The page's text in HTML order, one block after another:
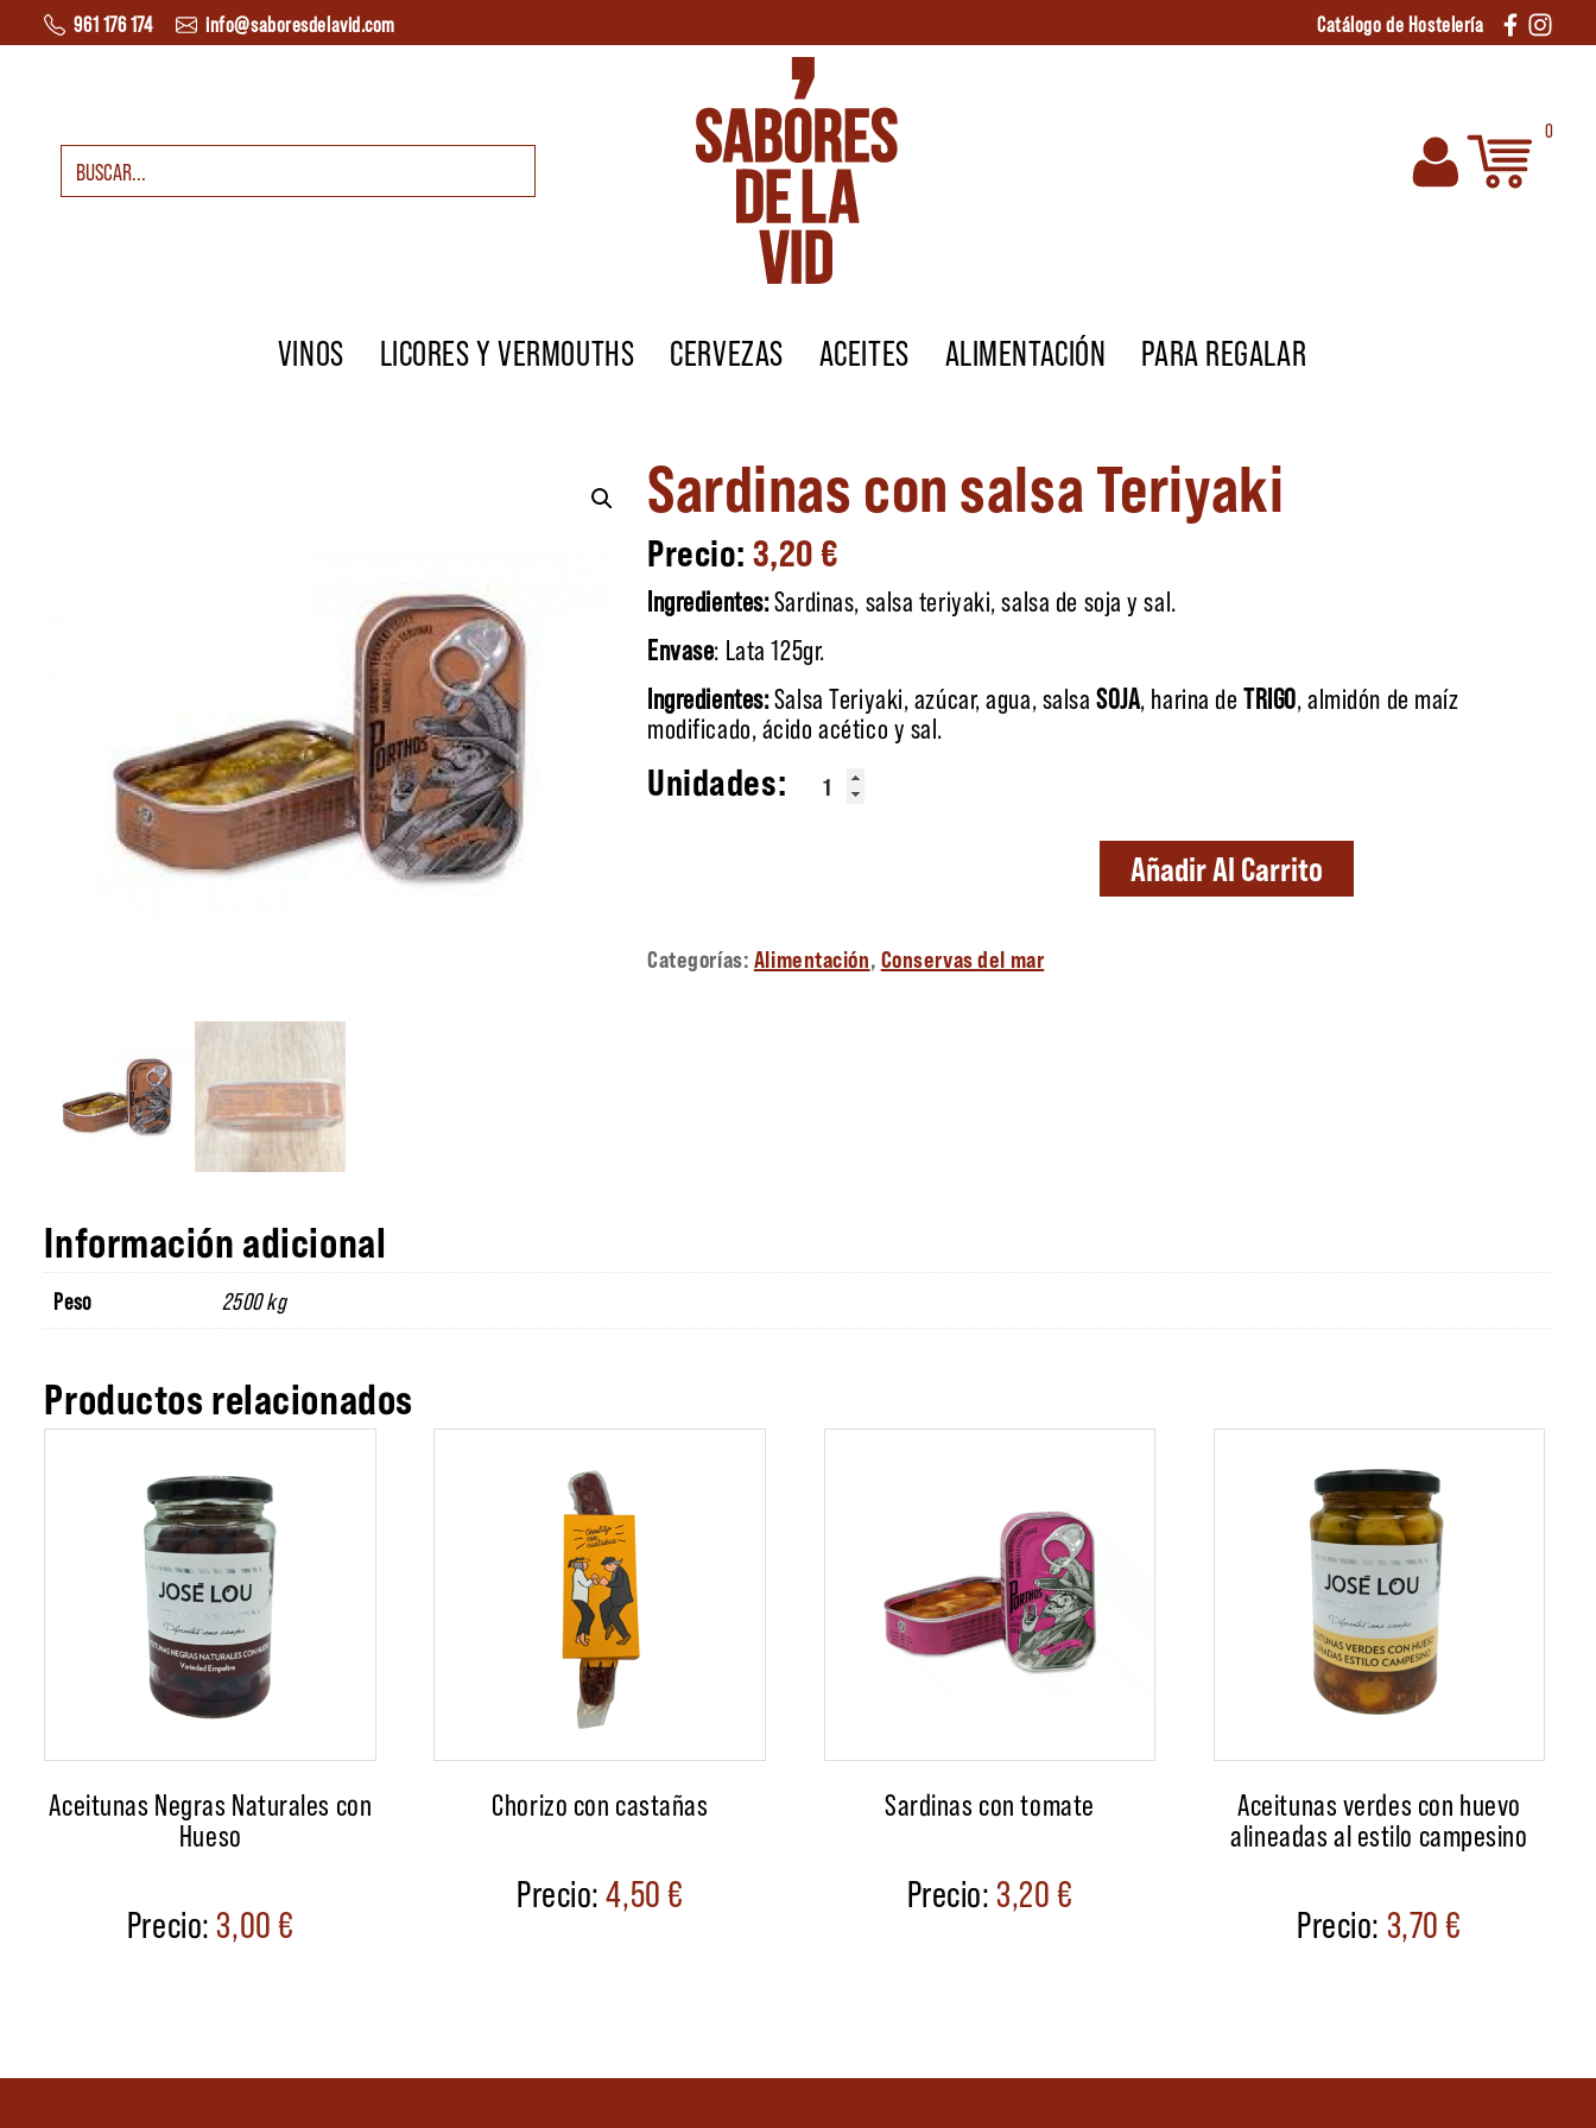
Saltar al contenido
961 176 174 info@saboresdelavid.com Catálogo de Hostelería
Buscar:
0
VINOS LICORES Y VERMOUTHS CERVEZAS ACEITES ALIMENTACIÓN PARA REGALAR
Sardinas con salsa Teriyaki
3,20€
Ingredientes:Sardinas, salsa teriyaki, salsa de soja y sal.
Envase: Lata 125gr.
Ingredientes:Salsa Teriyaki, azúcar, agua, salsaSOJA, harina deTRIGO, almidón de maíz
modificado, ácido acético y sal.
Sardinas con salsa Teriyaki cantidad
Añadir Al Carrito
Categorías: Alimentación, Conservas del mar
Información adicional
Peso 2500 kg
Productos relacionados
Aceitunas Negras Naturales con
Hueso
3,00€
Chorizo con castañas
4,50€
Sardinas con tomate
3,20€
Aceitunas verdes con huevo
alineadas al estilo campesino
3,70€